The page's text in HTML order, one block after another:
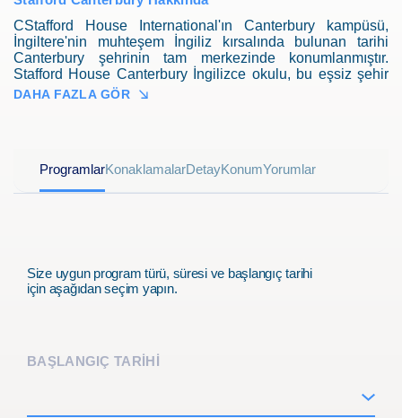
CStafford House International'ın Canterbury kampüsü,
İngiltere'nin muhteşem İngiliz kırsalında bulunan tarihi
Canterbury şehrinin tam merkezinde konumlanmıştır.
Stafford House Canterbury İngilizce okulu, bu eşsiz şehir
merkezine yalnızca birkaç dakikalık yürüme mesafesinde
öğrenme deneyimi sunar. Bu kampüs, klasik İngiliz
deneyimini arzulayan ve İngiltere'nin büyüleyici
DAHA FAZLA GÖR
ProgramlarKonaklamalarDetayKonumYorumlar
Size uygun program türü, süresi ve başlangıç tarihi
için aşağıdan seçim yapın.
BAŞLANGIÇ TARİHİ